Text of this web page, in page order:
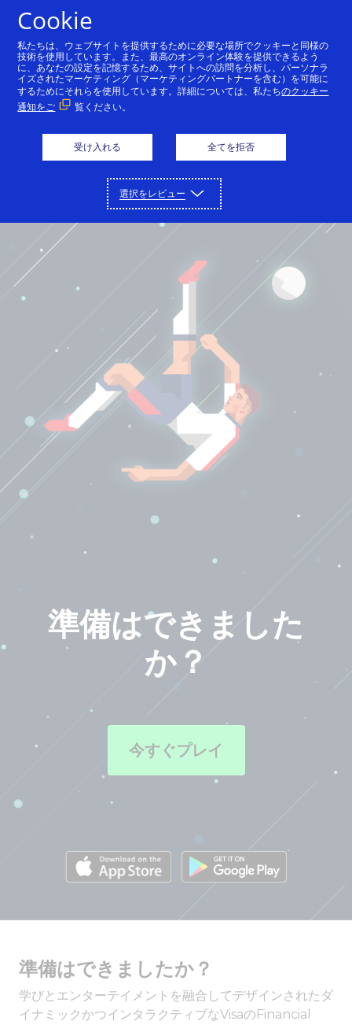
日本語
準備はできました
か？
今すぐプレイ
準備はできましたか？
学びとエンターテイメントを融合してデザインされたダ
イナミックかつインタラクティブなVisaのFinancial
Cookie
私たちは、ウェブサイトを提供するために必要な場所でクッキーと同様の
技術を使用しています。また、最高のオンライン体験を提供できるよう
に、あなたの設定を記憶するため、サイトへの訪問を分析し、パーソナラ
イズされたマーケティング（マーケティングパートナーを含む）を可能に
するためにそれらを使用しています。詳細については、私たちのクッキー
通知をご
覧ください。
受け入れる 全てを拒否
選択をレビュー